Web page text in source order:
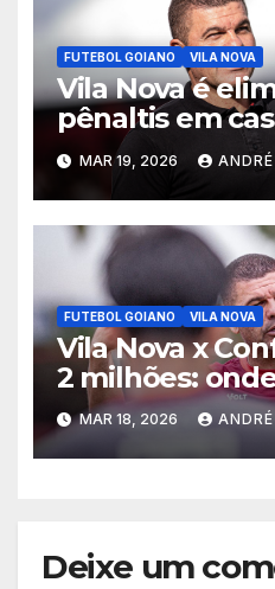
FUTEBOL GOIANO VILA NOVA
Vila Nova é
pênaltis em
Louzer é
MAR 19, 2026
FUTEBOL GOIANO VILA NOVA
Vila Nova x
2 milhões:
horário e
Copa do Brasil
MAR 18, 2026
Deixe um